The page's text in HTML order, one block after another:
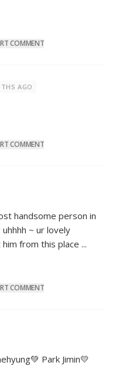
COMMENT
AGO
COMMENT
handsome person in
~ ur lovely
from this place ...
COMMENT
Park Jimin💛